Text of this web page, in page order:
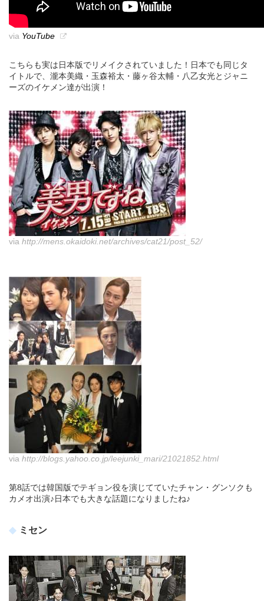
via YouTube
こちらも実は日本版でリメイクされていました！日本でも同じタ
イトルで、瀧本美織・玉森裕太・藤ヶ谷太輔・八乙女光とジャニ
ーズのイケメン達が出演！
via http://mens.okaidoki.net/archives/cat21/post_52/
via http://blogs.yahoo.co.jp/leejunki_mari/21021852.html
第8話では韓国版でテギョン役を演じてていたチャン・グンソクも
カメオ出演♪日本でも大きな話題になりましたね♪
ミセン